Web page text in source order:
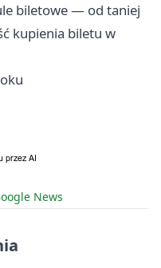
biletowe — od taniej
kupienia biletu w
News